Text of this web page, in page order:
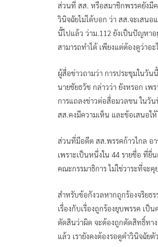
ส่วนที่ สส. หรือสมาชิกพรรคยังมีค
วินิจฉัยไม่ได้บอก ว่า สส.จะเสนอ
นี้ไปแล้ว ว่าม.112 ยังเป็นปัญหาอ
สามารถทำได้ เพียงแต่ต้องดูว่าอ
ผู้สื่อข่าวถามว่า การประชุมในวั
นายชัยธวัช กล่าวว่า ยังหรอก เพ
การแถลงข่าวต่อสื่อมวลชน ในวั
สส.คงมีความเห็น และข้อเสนอใ
ส่วนที่มีอดีต สส.พรรคก้าวไกล อ
เพราะเป็นหนึ่งใน 44 รายชื่อ ที่ยื่
คณะกรรมาธิการ ไม่ใช่วาระที่จะ
สำหรับข้อกังวลหากถูกร้องจริยธร
เรื่องกับเรื่องถูกร้องยุบพรรค เป็
ตัดสินว่าผิด จะต้องถูกตัดสิทธิ์ทา
แล้ว เรายังคงต้องรอดูคำวินิจฉัย